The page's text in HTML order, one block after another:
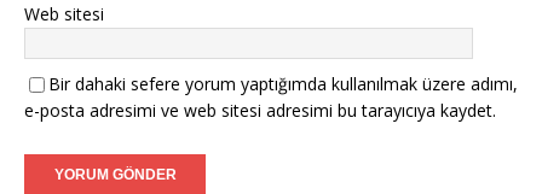
Web sitesi
Bir dahaki sefere yorum yaptığımda kullanılmak üzere adımı,
e-posta adresimi ve web sitesi adresimi bu tarayıcıya kaydet.